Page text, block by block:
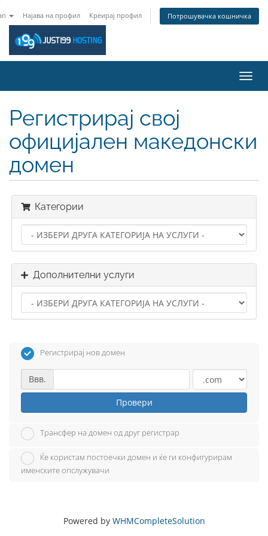
Најава на профил Креирај профил Потрошувачка кошничка
ја
Регистрирај свој
официјален македонски
домен
Категории
Дополнителни услуги
Регистрирај нов домен
Ввв.
Провери
Трансфер на домен од друг регистрар
Ќе користам постоечки домен и ќе ги конфигурирам
именските опслужувачи
Powered by WHMCompleteSolution